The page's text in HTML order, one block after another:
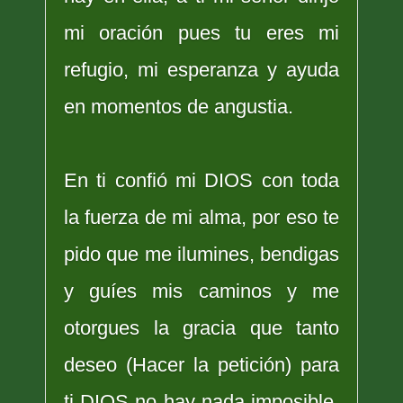
mi oración pues tu eres mi
refugio, mi esperanza y ayuda
en momentos de angustia.
En ti confió mi DIOS con toda
la fuerza de mi alma, por eso te
pido que me ilumines, bendigas
y guíes mis caminos y me
otorgues la gracia que tanto
deseo (Hacer la petición) para